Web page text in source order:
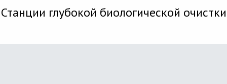
Станции глубокой биологической очистки